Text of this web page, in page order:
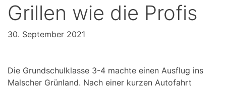
Grillen wie die Profis
30. September 2021
Die Grundschulklasse 3-4 machte einen Ausflug ins
Malscher Grünland. Nach einer kurzen Autofahrt